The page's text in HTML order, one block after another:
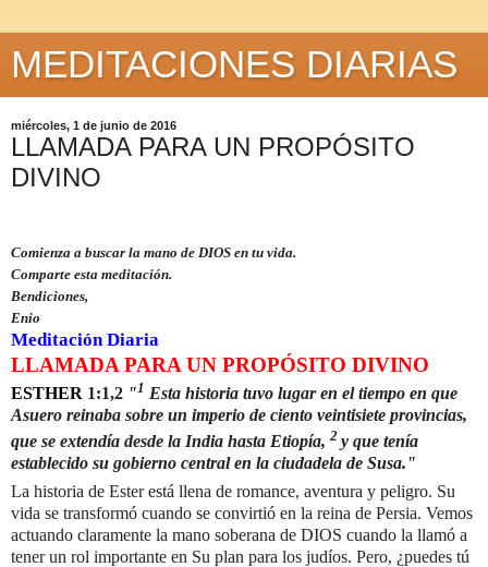
MEDITACIONES DIARIAS
miércoles, 1 de junio de 2016
LLAMADA PARA UN PROPÓSITO
DIVINO
Comienza a buscar la mano de DIOS en tu vida.
Comparte esta meditación.
Bendiciones,
Enio
Meditación Diaria
LLAMADA PARA UN PROPÓSITO DIVINO
ESTHER 1:1,2 "1 Esta historia tuvo lugar en el tiempo en que
Asuero reinaba sobre un imperio de ciento veintisiete provincias,
que se extendía desde la India hasta Etiopía, 2 y que tenía
establecido su gobierno central en la ciudadela de Susa."
La historia de Ester está llena de romance, aventura y peligro. Su
vida se transformó cuando se convirtió en la reina de Persia. Vemos
actuando claramente la mano soberana de DIOS cuando la llamó a
tener un rol importante en Su plan para los judíos. Pero, ¿puedes tú